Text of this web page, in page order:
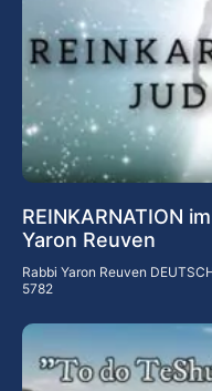
REINKARNATION
Yaron Reuven
Rabbi Yaron Reuven
5782